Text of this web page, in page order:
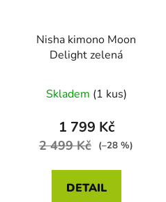
Nisha kimono Moon
Delight zelená
Skladem (1 kus)
1 799 Kč
2 499 Kč (–28 %)
DETAIL